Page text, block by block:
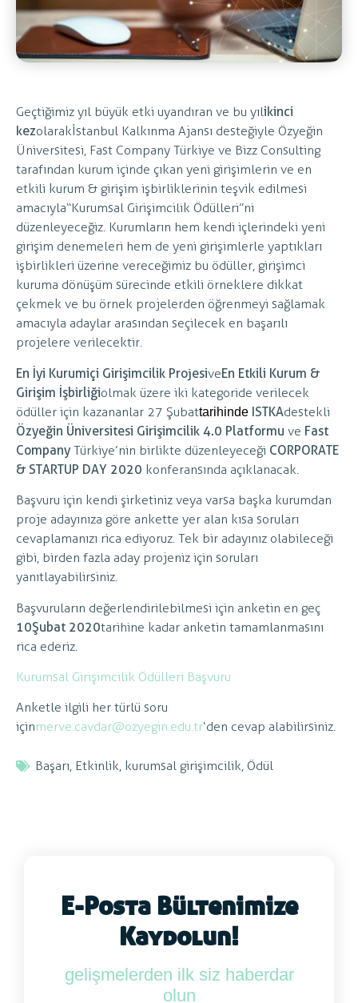
Geçtiğimiz yıl büyük etki uyandıran ve bu yılikinci
kezolarak İstanbul Kalkınma Ajansı desteğiyle Özyeğin
Üniversitesi, Fast Company Türkiye ve Bizz Consulting
tarafından kurum içinde çıkan yeni girişimlerin ve en
etkili kurum & girişim işbirliklerinin teşvik edilmesi
amacıyla “Kurumsal Girişimcilik Ödülleri”ni
düzenleyeceğiz. Kurumların hem kendi içlerindeki yeni
girişim denemeleri hem de yeni girişimlerle yaptıkları
işbirlikleri üzerine vereceğimiz bu ödüller, girişimci
kuruma dönüşüm sürecinde etkili örneklere dikkat
çekmek ve bu örnek projelerden öğrenmeyi sağlamak
amacıyla adaylar arasından seçilecek en başarılı
projelere verilecektir.
En İyi Kurumiçi Girişimcilik ProjesiveEn Etkili Kurum &
Girişim İşbirliğiolmak üzere iki kategoride verilecek
ödüller için kazananlar 27 Şubattarihinde ISTKAdestekli
Özyeğin Üniversitesi Girişimcilik 4.0 Platformu ve Fast
Company Türkiye’nin birlikte düzenleyeceği CORPORATE
& STARTUP DAY 2020 konferansında açıklanacak.
Başvuru için kendi şirketiniz veya varsa başka kurumdan
proje adayınıza göre ankette yer alan kısa soruları
cevaplamanızı rica ediyoruz. Tek bir adayınız olabileceği
gibi, birden fazla aday projeniz için soruları
yanıtlayabilirsiniz.
Başvuruların değerlendirilebilmesi için anketin en geç
10 Şubat 2020tarihine kadar anketin tamamlanmasını
rica ederiz.
Kurumsal Girişimcilik Ödülleri Başvuru
Anketle ilgili her türlü soru
içinmerve.cavdar@ozyegin.edu.tr‘den cevap alabilirsiniz.
Başarı Etkinlik kurumsal girişimcilik Ödül
E-Posta Bültenimize
Kaydolun!
gelişmelerden ilk siz haberdar
olun